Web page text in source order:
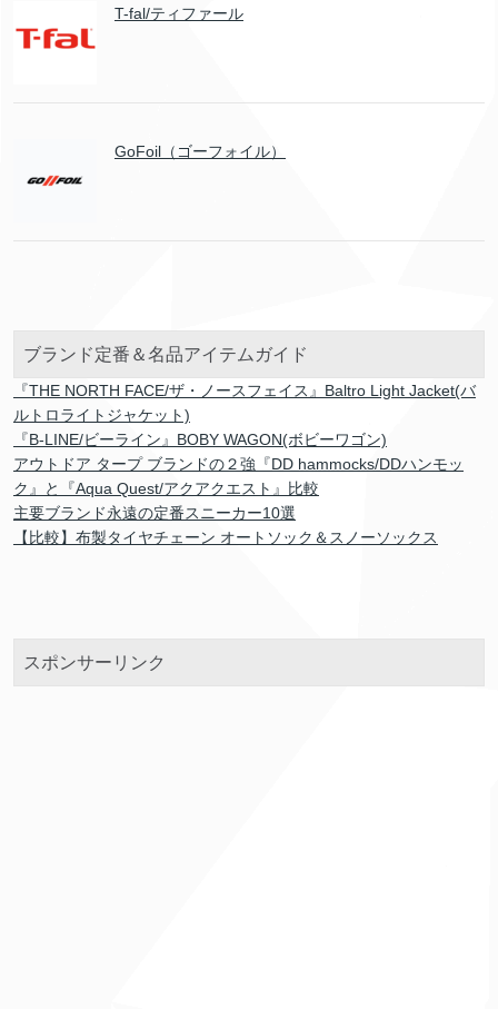
T-fal/ティファール
GoFoil（ゴーフォイル）
ブランド定番＆名品アイテムガイド
『THE NORTH FACE/ザ・ノースフェイス』Baltro Light Jacket(バ
ルトロライトジャケット)
『B-LINE/ビーライン』BOBY WAGON(ボビーワゴン)
アウトドア タープ ブランドの２強『DD hammocks/DDハンモッ
ク』と『Aqua Quest/アクアクエスト』比較
主要ブランド永遠の定番スニーカー10選
【比較】布製タイヤチェーン オートソック＆スノーソックス
スポンサーリンク